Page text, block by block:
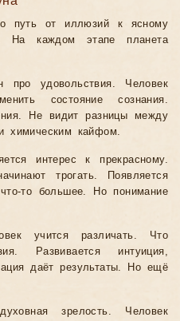
путь от иллюзий к ясному
На каждом этапе планета
про удовольствия. Человек
состояние сознания.
Не видит разницы между
химическим кайфом.
интерес к прекрасному.
трогать. Появляется
то большее. Но понимание
учится различать. Что
Развивается интуиция,
даёт результаты. Но ещё
зрелость. Человек